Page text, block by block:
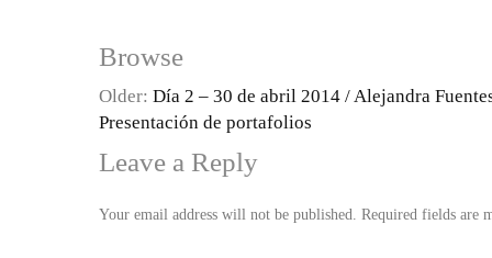
Browse
Older: Día 2 – 30 de abril 2014 / Alejandra
Presentación de portafolios
Leave a Reply
Your email address will not be published. Required fields are